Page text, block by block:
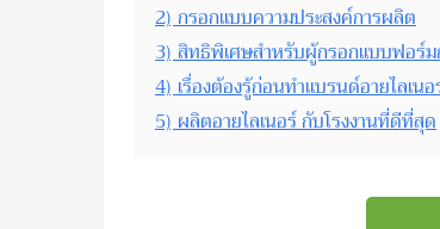
2) กรอกแบบความประสงค์การผลิต
3) สิทธิพิเศษสำหรับผู้กรอกแบบฟอร์ม
4) เรื่องต้องรู้ก่อนทำแบรนด์อายไลเน
5) ผลิตอายไลเนอร์ กับโรงงานที่ดีที่สุด